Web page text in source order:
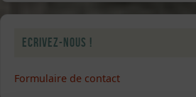
Ecrivez-nous !
Formulaire de contact